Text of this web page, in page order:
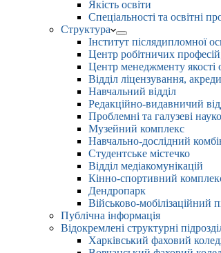
Якість освіти
Спеціальності та освітні
Структура
Інститут післядипломної
Центр робітничих
Центр менеджменту якості
Відділ ліцензування,
Навчальний відділ
Редакційно-видавничий
Проблемні та галузеві
Музейний комплекс
Навчально-дослідний
Студентське містечко
Відділ медіакомунікацій
Кінно-спортивний
Дендропарк
Військово-мобілізаційний
Публічна інформація
Відокремлені структурні
Харківський фаховий